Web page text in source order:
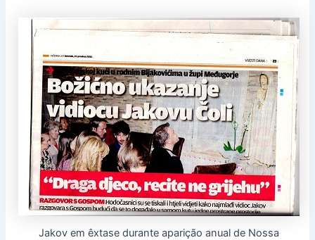
Jakov em êxtase durante aparição anual de Nossa